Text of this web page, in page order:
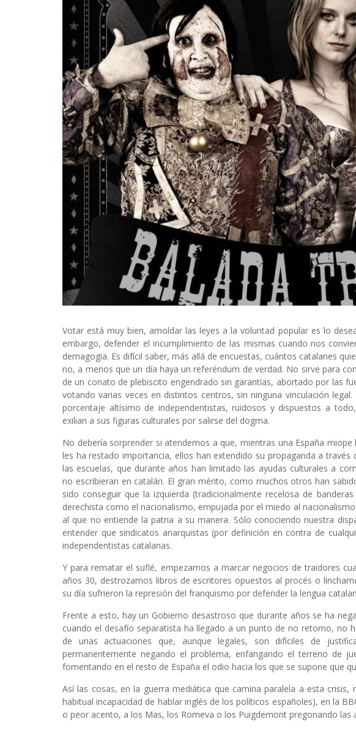
Votar está muy bien, amoldar las leyes a la voluntad popular es lo
embargo, defender el incumplimiento de las mismas cuando nos
demagogia. Es difícil saber, más allá de encuestas, cuántos catalanes
no, a menos que un día haya un referéndum de verdad. No sirve para
de un conato de plebiscito engendrado sin garantías, abortado por las
votando varias veces en distintos centros, sin ninguna vinculación
porcentaje altísimo de independentistas, ruidosos y dispuestos a
exilian a sus figuras culturales por salirse del dogma.
No debería sorprender si atendemos a que, mientras una España
les ha restado importancia, ellos han extendido su propaganda a través
las escuelas, que durante años han limitado las ayudas culturales a
no escribieran en catalán. El gran mérito, como muchos otros han
sido conseguir que la izquierda (tradicionalmente recelosa de
derechista como el nacionalismo, empujada por el miedo al
al que no entiende la patria a su manera. Sólo conociendo nuestra
entender que sindicatos anarquistas (por definición en contra de
independentistas catalanas.
Y para rematar el suflé, empezamos a marcar negocios de traidores
años 30, destrozamos libros de escritores opuestos al procés o
su día sufrieron la represión del franquismo por defender la lengua
Frente a esto, hay un Gobierno desastroso que durante años se ha
cuando el desafío separatista ha llegado a un punto de no retorno, no
de unas actuaciones que, aunque legales, son difíciles de
permanentemente negando el problema, enfangando el terreno de
fomentando en el resto de España el odio hacia los que se supone que
Así las cosas, en la guerra mediática que camina paralela a esta crisis,
habitual incapacidad de hablar inglés de los políticos españoles), en la
o peor acento, a los Mas, los Romeva o los Puigdemont pregonando las